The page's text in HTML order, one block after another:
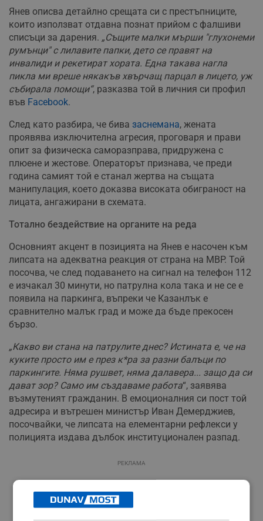
Янев описва детайлно срещата си с престъпниците,
които използват отдавна познат прийом с фалшиви
списъци за дарения. „Същите малки мърши "глухонеми
румънци" с лилавите папки, дето се правят на
инвалиди и рекетират хората. Една такава нагла
пикла ми вреше някакъв хвърчащ парцал в лицето, уж
събирала помощи“, разказва той в личния си профил
във Facebook.
След като разбира, че бива заснемана, жената
проявява изключителна агресия, проговаря и прави
опит за физическа саморазправа, придружена с
плюене и жестове. Операторът признава, че преди
година самият той е станал жертва на същата
манипулация, което доказва високата обиграност на
лицата, ангажирани в схемата.
Тотално бездействие на органите на реда
Основният акцент в позицията на Янев е насочен към
липсата на адекватна реакция от страна на МВР. Той
посочва, че след подаването на сигнал на телефон 112
е изчакал 30 минути, но патрулна кола така и не се е
появила на паркинга, въпреки че Казанлък е
сравнително малък град и може да бъде прекосен
бързо.
„Какво ви стана на патрулите днес? Истината е, че на
куките просто им е през к*ра за разни балъци по
паркингите. Няма рушвет, няма далавера... защо да си
дават зор? Само им създаваме работа“, заявява
възмутеният гражданин. В емоционалния си пост той
адресира и вътрешен министър Иван Демерджиев,
посочвайки, че липсата на елементарни рефлекси у
полицията издава дълбок институционален разпад.
РЕКЛАМА